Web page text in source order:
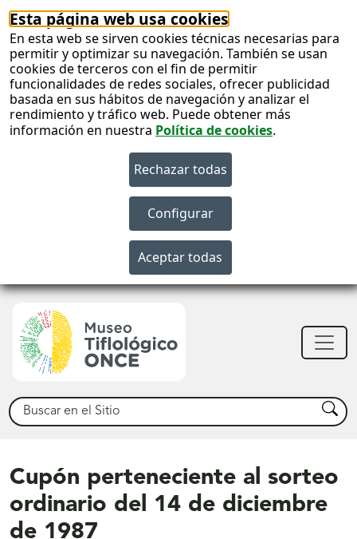
Esta página web usa cookies
En esta web se sirven cookies técnicas necesarias para
permitir y optimizar su navegación. También se usan
cookies de terceros con el fin de permitir
funcionalidades de redes sociales, ofrecer publicidad
basada en sus hábitos de navegación y analizar el
rendimiento y tráfico web. Puede obtener más
información en nuestra Política de cookies.
Buscar Buscar
Cupón perteneciente al sorteo
ordinario del 14 de diciembre
de 1987